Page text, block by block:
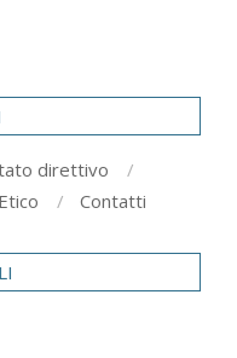
direttivo
Contatti